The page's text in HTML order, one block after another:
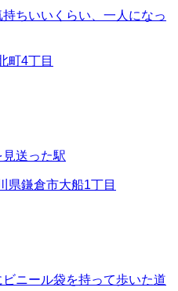
ちいいくらい、一人になっ
町4丁目
送った駅
県鎌倉市大船1丁目
ニール袋を持って歩いた道